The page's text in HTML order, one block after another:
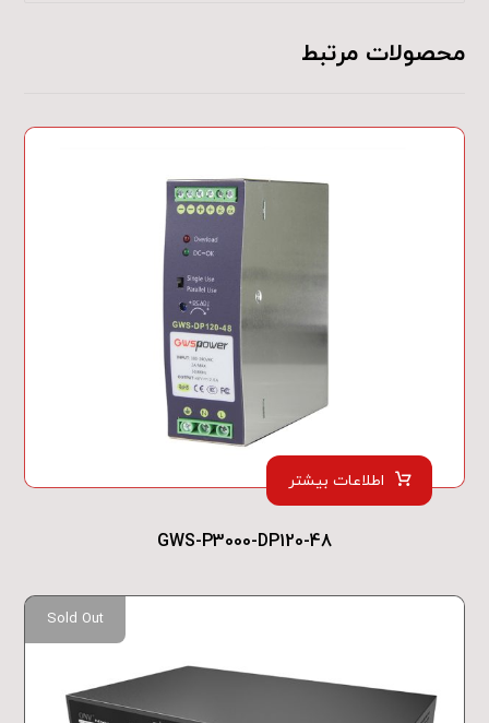
محصولات مرتبط
GWS-P3000-DP120-48
اطلاعات بیشتر
Sold Out